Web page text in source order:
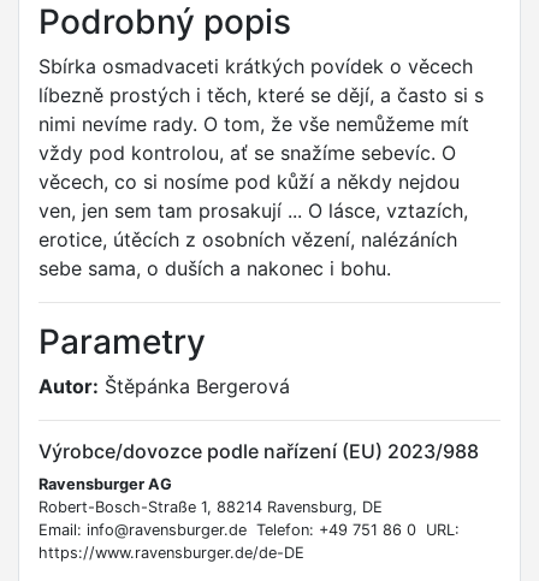
Podrobný popis
Sbírka osmadvaceti krátkých povídek o věcech
líbezně prostých i těch, které se dějí, a často si s
nimi nevíme rady. O tom, že vše nemůžeme mít
vždy pod kontrolou, ať se snažíme sebevíc. O
věcech, co si nosíme pod kůží a někdy nejdou
ven, jen sem tam prosakují ... O lásce, vztazích,
erotice, útěcích z osobních vězení, nalézáních
sebe sama, o duších a nakonec i bohu.
Parametry
Autor: Štěpánka Bergerová
Výrobce/dovozce podle nařízení (EU) 2023/988
Ravensburger AG
Robert-Bosch-Straße 1, 88214 Ravensburg, DE
Email: info@ravensburger.de Telefon: +49 751 86 0 URL:
https://www.ravensburger.de/de-DE